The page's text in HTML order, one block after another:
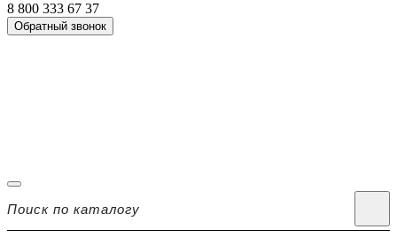
8 800 333 67 37
Обратный звонок